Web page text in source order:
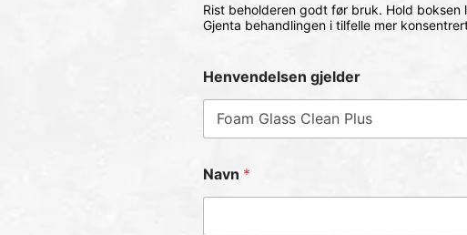
Rist beholderen godt før bruk. Hold boksen
Gjenta behandlingen i tilfelle mer
Henvendelsen gjelder
Navn *